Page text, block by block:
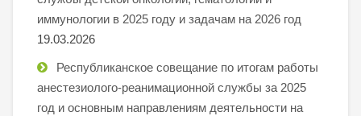
иммунологии в 2025 году и задачам на 2026 год
19.03.2026
Республиканское совещание по итогам работы
анестезиолого-реанимационной службы за 2025
год и основным направлениям деятельности на